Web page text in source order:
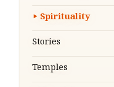
Spirituality
Stories
Temples